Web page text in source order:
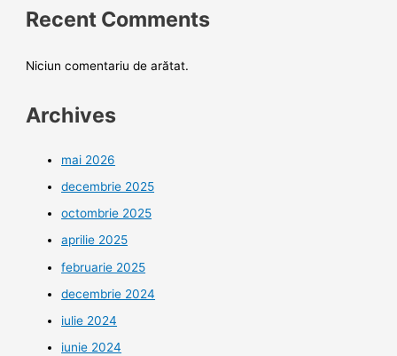
Recent Comments
Niciun comentariu de arătat.
Archives
mai 2026
decembrie 2025
octombrie 2025
aprilie 2025
februarie 2025
decembrie 2024
iulie 2024
iunie 2024